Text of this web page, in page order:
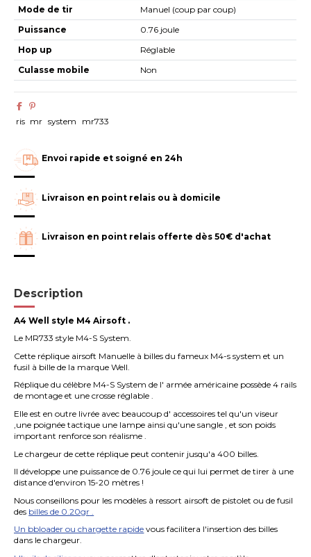
Mode de tir
Manuel (coup par coup)
Puissance
0.76 joule
Hop up
Réglable
Culasse mobile
Non
ris mr system mr733
Envoi rapide et soigné en 24h
Livraison en point relais ou à domicile
Livraison en point relais offerte dès 50€ d'achat
Description
A4 Well style M4 Airsoft .
Le MR733 style M4-S System.
Cette réplique airsoft Manuelle à billes du fameux M4-s system et un
fusil à bille de la marque Well.
Réplique du célèbre M4-S System de l' armée américaine possède 4 rails
de montage et une crosse réglable .
Elle est en outre livrée avec beaucoup d' accessoires tel qu'un viseur
,une poignée tactique une lampe ainsi qu'une sangle , et son poids
important renforce son réalisme .
Le chargeur de cette réplique peut contenir jusqu'a 400 billes.
Il développe une puissance de 0.76 joule ce qui lui permet de tirer à une
distance d'environ 15-20 mètres !
Nous conseillons pour les modèles à ressort airsoft de pistolet ou de fusil
des billes de 0.20gr
Un bbloader ou chargette rapide vous facilitera l'insertion des billes
dans le chargeur.